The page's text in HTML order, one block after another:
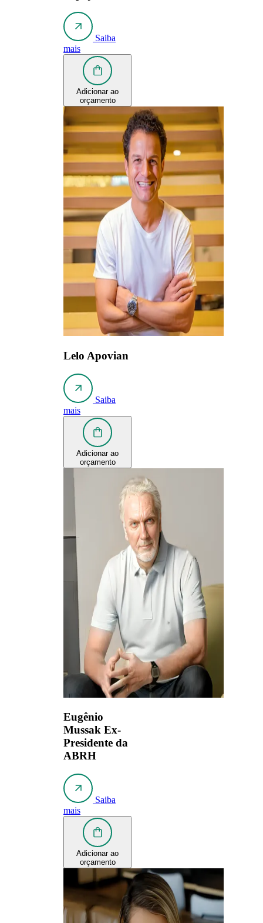
Saiba
mais
Adicionar ao
orçamento
Lelo Apovian
Saiba
mais
Adicionar ao
orçamento
Eugênio
Mussak Ex-
Presidente da
ABRH
Saiba
mais
Adicionar ao
orçamento